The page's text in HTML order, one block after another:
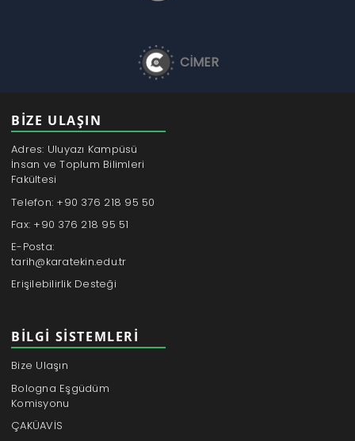
CİMER
BİZE ULAŞIN
Adres: Uluyazı Kampüsü
İnsan ve Toplum Bilimleri
Fakültesi
Telefon: +90 376 218 95 50
Fax: +90 376 218 95 51
E-Posta:
tarih@karatekin.edu.tr
Erişilebilirlik Desteği
BILGI SISTEMLERI
Bize Ulaşın
Bologna Eşgüdüm
Komisyonu
ÇAKÜAVİS